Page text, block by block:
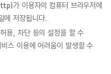
가 이용자의 컴퓨터 브라우저에
에 저장됩니다.
용, 차단 등의 설정을 할 수
스 이용에 어려움이 발생할 수